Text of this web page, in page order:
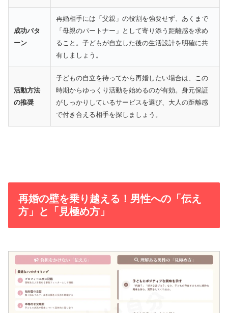
成功パタ
ーン
再婚相手には「父親」の役割を強要せず、あくまで
「母親のパートナー」として寄り添う距離感を求め
ること。子どもが自立した後の生活設計を明確に共
有しましょう。
活動方法
の推奨
子どもの自立を待ってから再婚したい場合は、この
時期からゆっくり活動を始めるのが有効。身元保証
がしっかりしているサービスを選び、大人の距離感
で付き合える相手を探しましょう。
再婚の壁を乗り越える！男性への「伝え
方」と「見極め方」